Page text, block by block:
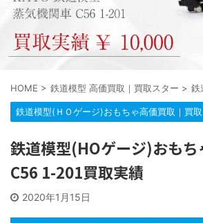
HOME > 鉄道模型 高価買取｜買取スター > 鉄
鉄道模型(ＨＯゲージ)おもちゃ高価買取｜買
鉄道模型(HOゲージ)おもち
C56 1-201買取実績
2020年1月15日